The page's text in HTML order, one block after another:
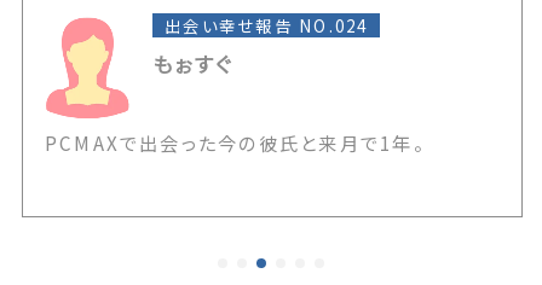
出会い幸せ報告 NO.024
もぉすぐ
PCMAXで出会った今の彼氏と来月で1年。